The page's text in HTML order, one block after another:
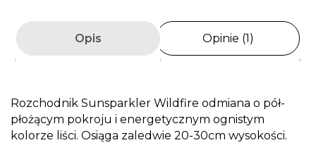
Opis Opinie (1)
Rozchodnik Sunsparkler Wildfire odmiana o pół-
płożącym pokroju i energetycznym ognistym
kolorze liści. Osiąga zaledwie 20-30cm wysokości.